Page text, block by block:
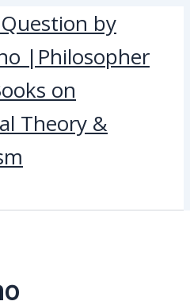
by
|Philosopher
on
Theory &